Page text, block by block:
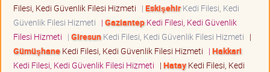
Filesi, Kedi Güvenlik Filesi Hizmeti | EskişehirKedi Filesi, Kedi
Güvenlik Filesi Hizmeti | GaziantepKedi Filesi, Kedi Güvenlik
Filesi Hizmeti | GiresunKedi Filesi, Kedi Güvenlik Filesi Hizmeti |
GümüşhaneKedi Filesi, Kedi Güvenlik Filesi Hizmeti | Hakkari
Kedi Filesi, Kedi Güvenlik Filesi Hizmeti | HatayKedi Filesi, Kedi